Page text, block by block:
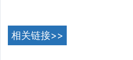
相关链接>>